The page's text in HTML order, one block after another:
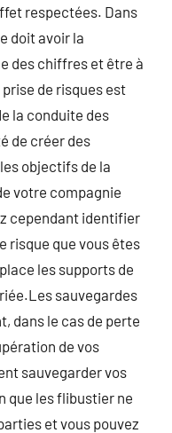
respectées. Dans
doit avoir la
des chiffres et être à
de risques est
la conduite des
de créer des
objectifs de la
votre compagnie
cependant identifier
risque que vous êtes
les supports de
sauvegardes
dans le cas de perte
de vos
sauvegarder vos
que les flibustier ne
et vous pouvez